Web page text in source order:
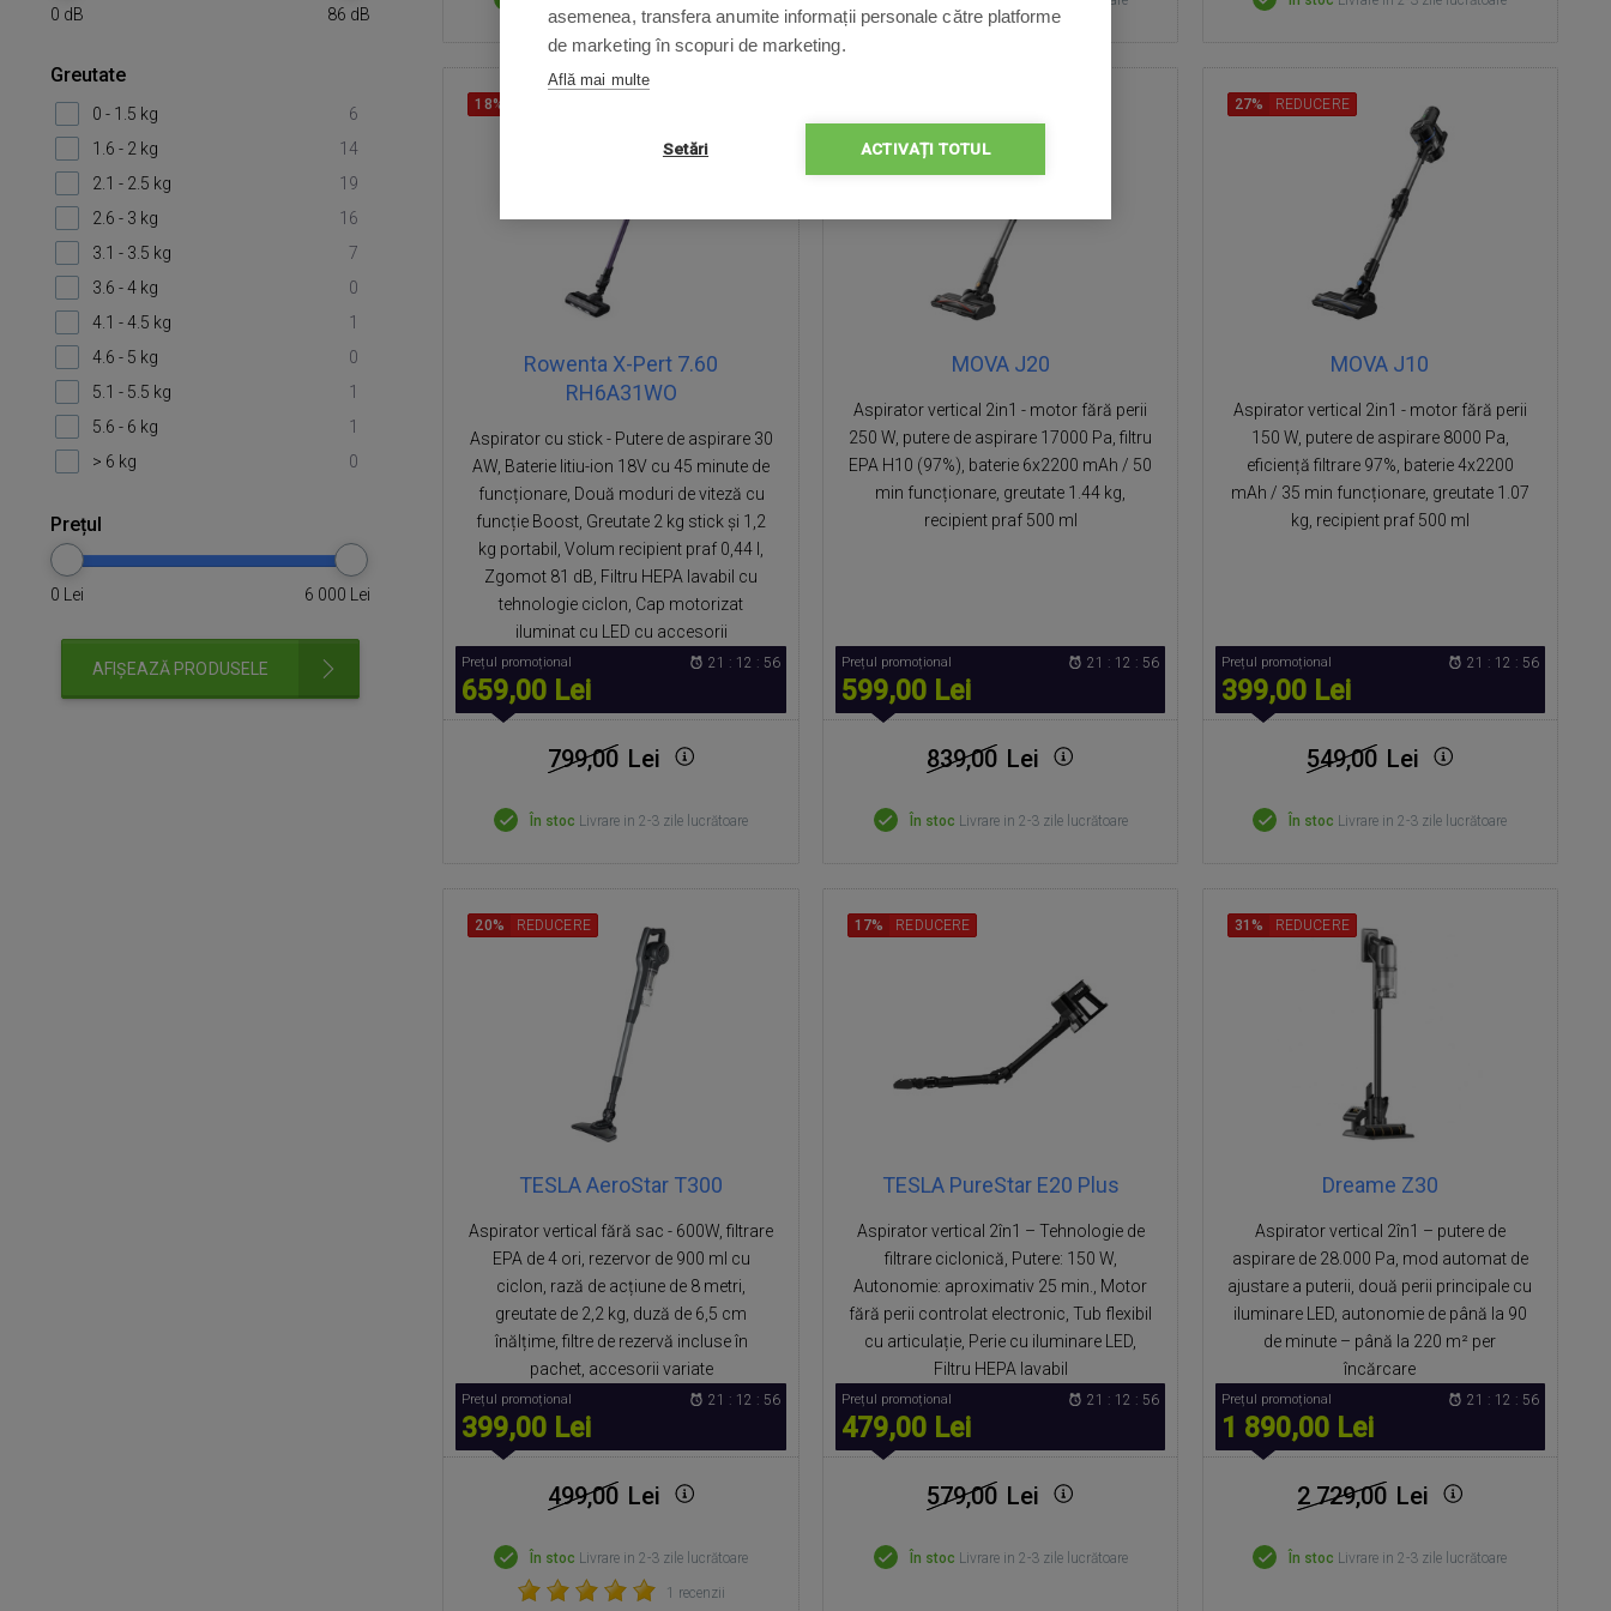
Rowenta X-Pert 7.60
RH6A31WO
Aspirator cu stick - Putere de aspirare 30
AW, Baterie litiu-ion 18V cu 45 minute de
funcționare, Două moduri de viteză cu
funcție Boost, Greutate 2 kg stick și 1,2
kg portabil, Volum recipient praf 0,44 l,
Zgomot 81 dB, Filtru HEPA lavabil cu
tehnologie ciclon, Cap motorizat
iluminat cu LED cu accesorii
18%
Prețul promoțional
659,00 Lei
21 : 12 : 55
799,00 Lei
În stoc Livrare in 2-3 zile lucrătoare
MOVA J20
Aspirator vertical 2in1 - motor fără perii
250 W, putere de aspirare 17000 Pa, filtru
EPA H10 (97%), baterie 6x2200 mAh / 50
min funcționare, greutate 1.44 kg,
recipient praf 500 ml
Prețul promoțional
599,00 Lei
21 : 12 : 55
839,00 Lei
În stoc Livrare in 2-3 zile lucrătoare
MOVA J10
Aspirator vertical 2in1 - motor fără perii
150 W, putere de aspirare 8000 Pa,
eficiență filtrare 97%, baterie 4x2200
mAh / 35 min funcționare, greutate 1.07
kg, recipient praf 500 ml
27% REDUCERE
Prețul promoțional
399,00 Lei
21 : 12 : 55
549,00 Lei
În stoc Livrare in 2-3 zile lucrătoare
TESLA AeroStar T300
Aspirator vertical fără sac - 600W, filtrare
EPA de 4 ori, rezervor de 900 ml cu
ciclon, rază de acțiune de 8 metri,
greutate de 2,2 kg, duză de 6,5 cm
înălțime, filtre de rezervă incluse în
pachet, accesorii variate
20% REDUCERE
Prețul promoțional
399,00 Lei
21 : 12 : 55
499,00 Lei
În stoc Livrare in 2-3 zile lucrătoare
1 recenzii
TESLA PureStar E20 Plus
Aspirator vertical 2în1 – Tehnologie de
filtrare ciclonică, Putere: 150 W,
Autonomie: aproximativ 25 min., Motor
fără perii controlat electronic, Tub flexibil
cu articulație, Perie cu iluminare LED,
Filtru HEPA lavabil
17% REDUCERE
Prețul promoțional
479,00 Lei
21 : 12 : 55
579,00 Lei
În stoc Livrare in 2-3 zile lucrătoare
Dreame Z30
Aspirator vertical 2în1 – putere de
aspirare de 28.000 Pa, mod automat de
ajustare a puterii, două perii principale cu
iluminare LED, autonomie de până la 90
de minute – până la 220 m² per
încărcare
31% REDUCERE
Prețul promoțional
1 890,00 Lei
21 : 12 : 55
2 729,00 Lei
În stoc Livrare in 2-3 zile lucrătoare
0 dB 86 dB
Greutate
0 - 1.5 kg
6
1.6 - 2 kg
14
2.1 - 2.5 kg
19
2.6 - 3 kg
16
3.1 - 3.5 kg
7
3.6 - 4 kg
0
4.1 - 4.5 kg
1
4.6 - 5 kg
0
5.1 - 5.5 kg
1
5.6 - 6 kg
1
> 6 kg
0
Prețul
0 Lei 6 000 Lei
AFIȘEAZĂ PRODUSELE
asemenea, transfera anumite informații personale către platforme
de marketing în scopuri de marketing.
Află mai multe
Setări ACTIVAȚI TOTUL